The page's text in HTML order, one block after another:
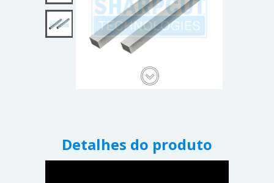
Detalhes do produto